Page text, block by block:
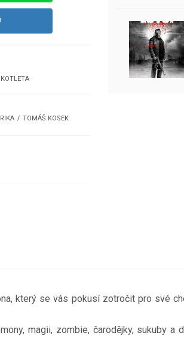
TOMÁŠ KOSEK
který se vás pokusí zotročit pro své
magii, zombie, čarodějky, sukuby a